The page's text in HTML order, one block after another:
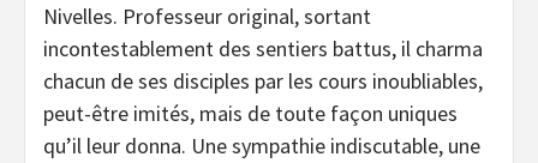
Nivelles. Professeur original, sortant
incontestablement des sentiers battus, il charma
chacun de ses disciples par les cours inoubliables,
peut-être imités, mais de toute façon uniques
qu’il leur donna. Une sympathie indiscutable, une